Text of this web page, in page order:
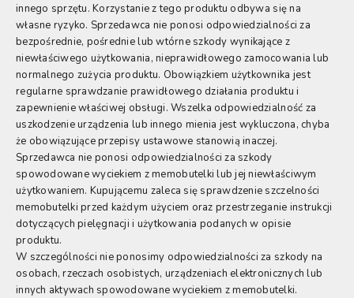
innego sprzętu. Korzystanie z tego produktu odbywa się na
własne ryzyko. Sprzedawca nie ponosi odpowiedzialności za
bezpośrednie, pośrednie lub wtórne szkody wynikające z
niewłaściwego użytkowania, nieprawidłowego zamocowania lub
normalnego zużycia produktu. Obowiązkiem użytkownika jest
regularne sprawdzanie prawidłowego działania produktu i
zapewnienie właściwej obsługi. Wszelka odpowiedzialność za
uszkodzenie urządzenia lub innego mienia jest wykluczona, chyba
że obowiązujące przepisy ustawowe stanowią inaczej.
Sprzedawca nie ponosi odpowiedzialności za szkody
spowodowane wyciekiem z memobutelki lub jej niewłaściwym
użytkowaniem. Kupującemu zaleca się sprawdzenie szczelności
memobutelki przed każdym użyciem oraz przestrzeganie instrukcji
dotyczących pielęgnacji i użytkowania podanych w opisie
produktu.
W szczególności nie ponosimy odpowiedzialności za szkody na
osobach, rzeczach osobistych, urządzeniach elektronicznych lub
innych aktywach spowodowane wyciekiem z memobutelki.